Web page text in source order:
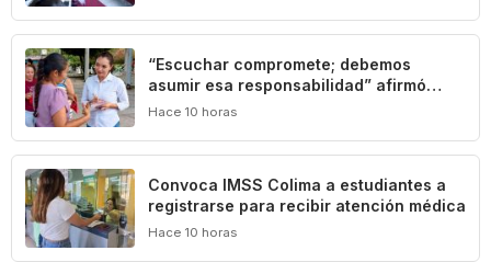
“Escuchar compromete; debemos
asumir esa responsabilidad” afirmó
Mely Romero
Hace 10 horas
Convoca IMSS Colima a estudiantes a
registrarse para recibir atención médica
Hace 10 horas